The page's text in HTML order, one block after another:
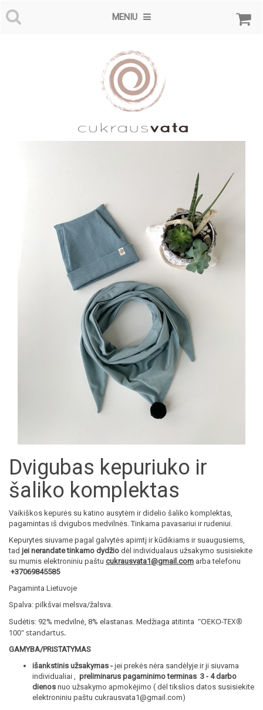
MENIU
Dvigubas kepuriuko ir
šaliko komplektas
Vaikiškos kepurės su katino ausytėm ir didelio šaliko komplektas,
pagamintas iš dvigubos medvilnės. Tinkama pavasariui ir rudeniui.
Kepurytes siuvame pagal galvytės apimtį ir kūdikiams ir suaugusiems,
tad jei nerandate tinkamo dydžio dėl individualaus užsakymo susisiekite
su mumis elektroniniu paštu cukrausvata1@gmail.com arba telefonu
+37069845585
Pagaminta Lietuvoje
Spalva: pilkšvai melsva/žalsva.
Sudėtis: 92% medvilnė, 8% elastanas. Medžiaga atitinta "OEKO-TEX®
100" standartus.
GAMYBA/PRISTATYMAS
išankstinis užsakymas - jei prekės nėra sandėlyje ir ji siuvama
individualiai , preliminarus pagaminimo terminas 3 - 4 darbo
dienos nuo užsakymo apmokėjimo ( dėl tikslios datos susisiekite
elektroniniu paštu cukrausvata1@gmail.com)